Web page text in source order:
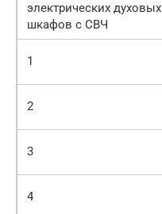
электрических духовых
шкафов с СВЧ
1
2
3
4